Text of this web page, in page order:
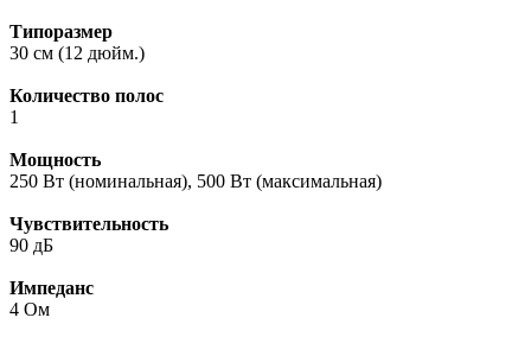
Типоразмер
30 см (12 дюйм.)
Количество полос
1
Мощность
250 Вт (номинальная), 500 Вт (максимальная)
Чувствительность
90 дБ
Импеданс
4 Ом